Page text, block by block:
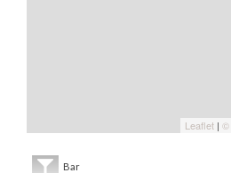
Leaflet | ©
Bar